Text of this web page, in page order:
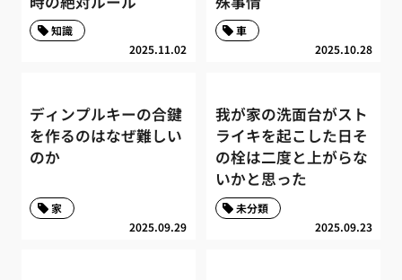
2025.11.02
知識
2025.10.28
車
ディンプルキーの合鍵
を作るのはなぜ難しい
のか
2025.09.29
家
我が家の洗面台がスト
ライキを起こした日そ
の栓は二度と上がらな
いかと思った
2025.09.23
未分類